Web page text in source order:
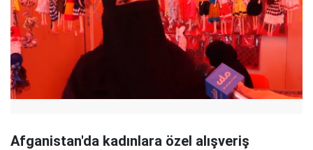
Afganistan'da kadınlara özel alışveriş